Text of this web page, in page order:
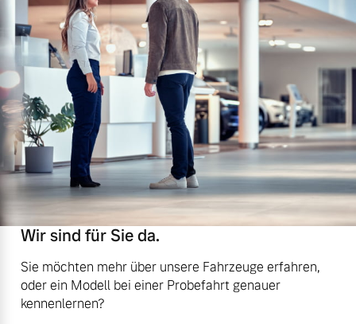
Wir sind für Sie da.
Sie möchten mehr über unsere Fahrzeuge erfahren,
oder ein Modell bei einer Probefahrt genauer
kennenlernen?